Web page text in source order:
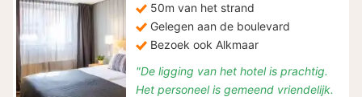
89
50m van het strand
Gelegen aan de boulevard
Bezoek ook Alkmaar
"De ligging van het hotel is prachtig.
Het personeel is gemeend vriendelijk.